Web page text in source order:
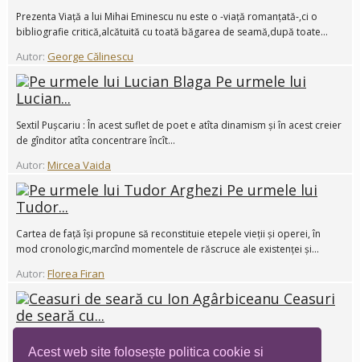
Acest web site folosește politica cookie si
Prezenta Viață a lui Mihai Eminescu nu este o -viață romanțată-,ci o
bibliografie critică,alcătuită cu toată băgarea de seamă,după toate...
Autor: George Călinescu
Pe urmele lui
Lucian...
Sextil Pușcariu : În acest suflet de poet e atîta dinamism și în acest creier
de gînditor atîta concentrare încît...
Autor: Mircea Vaida
Pe urmele lui
Tudor...
Cartea de față își propune să reconstituie etepele vieții și operei, în
mod cronologic,marcînd momentele de răscruce ale existenței și...
Autor: Florea Firan
Ceasuri
de seară cu...